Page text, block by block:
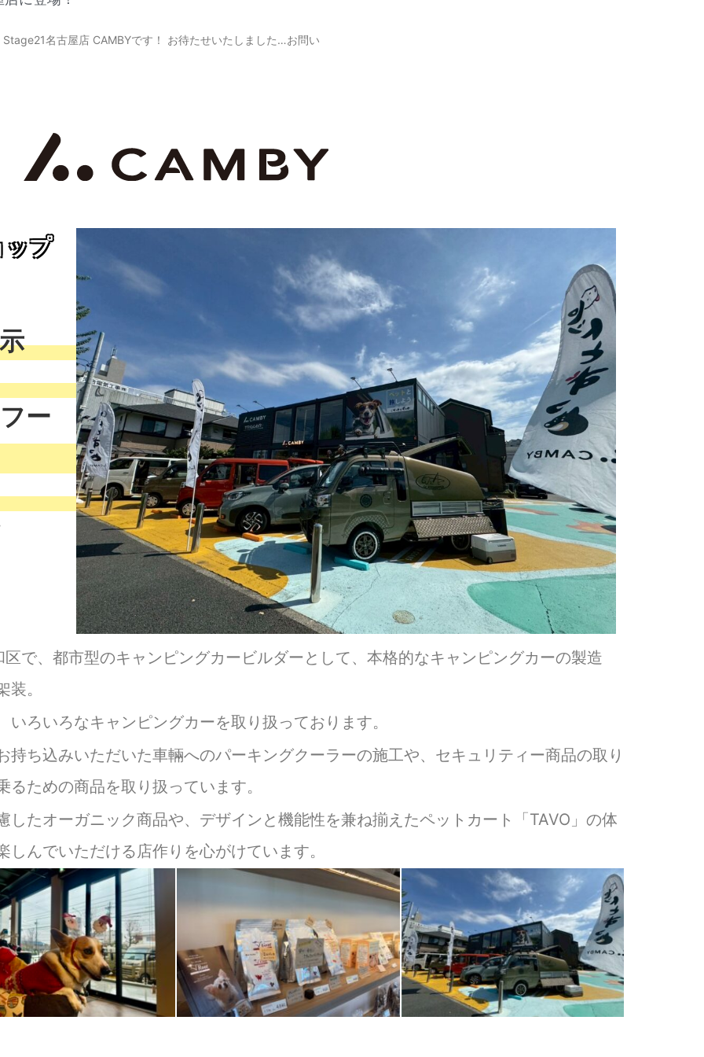
名古屋店 CAMBYです！ お待たせいたしました…お問い
ップ
ー
で、都市型のキャンピングカービルダーとして、本格的なキャンピングカーの製造
。
ろいろなキャンピングカーを取り扱っております。
ち込みいただいた車輛へのパーキングクーラーの施工や、セキュリティー商品の取り
ための商品を取り扱っています。
したオーガニック商品や、デザインと機能性を兼ね揃えたペットカート「TAVO」の体
んでいただける店作りを心がけています。